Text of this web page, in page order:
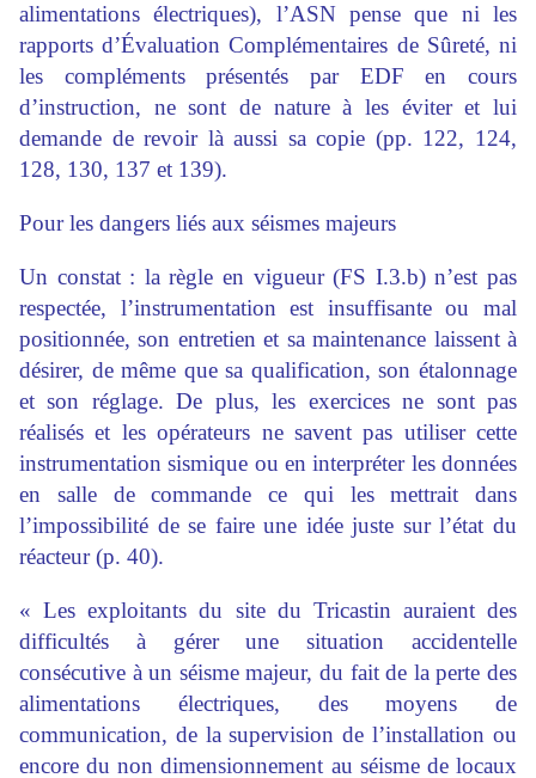
alimentations électriques), l’ASN pense que ni les
rapports d’Évaluation Complémentaires de Sûreté, ni
les compléments présentés par EDF en cours
d’instruction, ne sont de nature à les éviter et lui
demande de revoir là aussi sa copie (pp. 122, 124,
128, 130, 137 et 139).
Pour les dangers liés aux séismes majeurs
Un constat : la règle en vigueur (FS I.3.b) n’est pas
respectée, l’instrumentation est insuffisante ou mal
positionnée, son entretien et sa maintenance laissent à
désirer, de même que sa qualification, son étalonnage
et son réglage. De plus, les exercices ne sont pas
réalisés et les opérateurs ne savent pas utiliser cette
instrumentation sismique ou en interpréter les données
en salle de commande ce qui les mettrait dans
l’impossibilité de se faire une idée juste sur l’état du
réacteur (p. 40).
« Les exploitants du site du Tricastin auraient des
difficultés à gérer une situation accidentelle
consécutive à un séisme majeur, du fait de la perte des
alimentations électriques, des moyens de
communication, de la supervision de l’installation ou
encore du non dimensionnement au séisme de locaux